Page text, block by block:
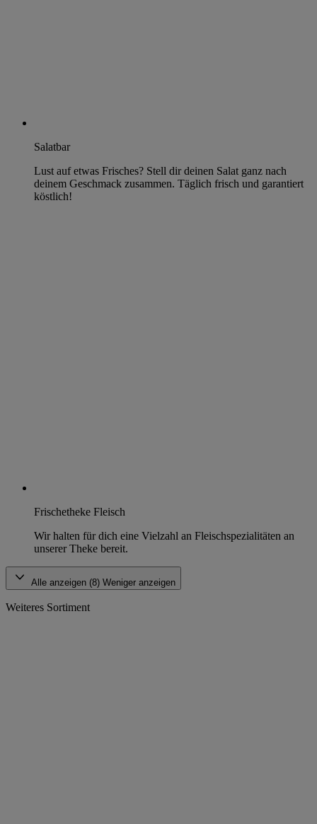
Salatbar
Lust auf etwas Frisches? Stell dir deinen Salat ganz nach
deinem Geschmack zusammen. Täglich frisch und garantiert
köstlich!
Frischetheke Fleisch
Wir halten für dich eine Vielzahl an Fleischspezialitäten an
unserer Theke bereit.
Alle anzeigen (8) Weniger anzeigen
Weiteres Sortiment